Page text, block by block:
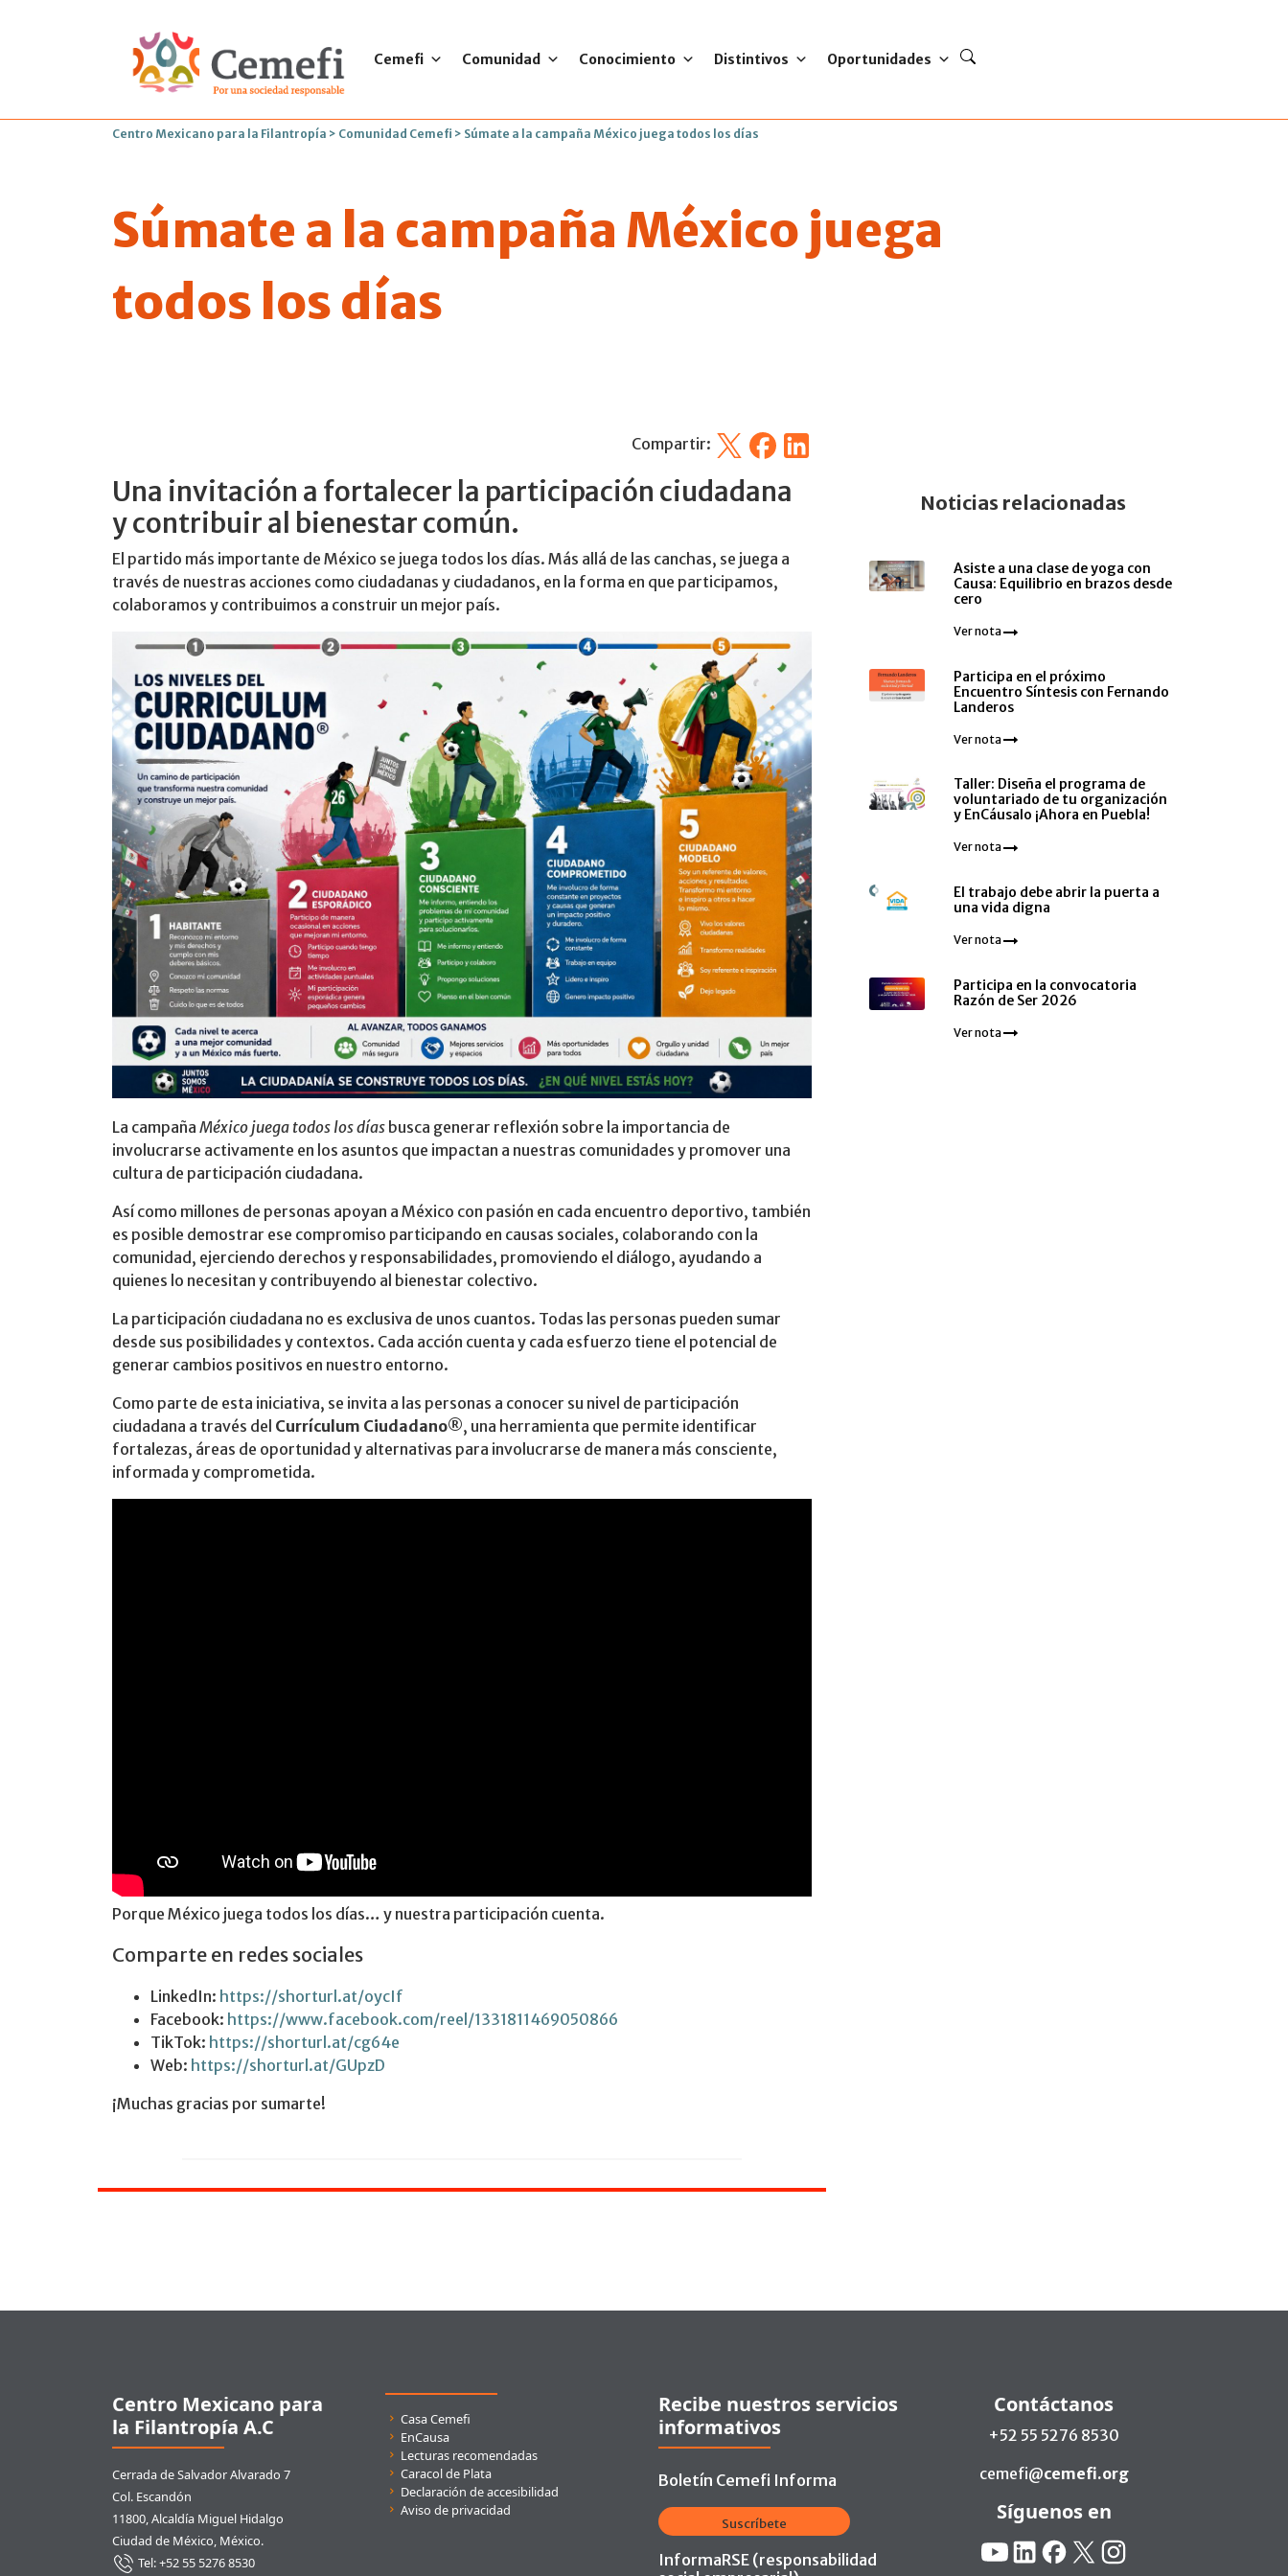
Cemefi Comunidad Conocimiento Distintivos Oportunidades
Centro Mexicano para la Filantropía > Comunidad Cemefi > Súmate a la campaña México juega todos los días
Súmate a la campaña México juega
todos los días
Compartir: X FacebookLinkedin
Una invitación a fortalecer la participación ciudadana
y contribuir al bienestar común.
El partido más importante de México se juega todos los días. Más allá de las canchas, se juega a
través de nuestras acciones como ciudadanas y ciudadanos, en la forma en que participamos,
colaboramos y contribuimos a construir un mejor país.
La campaña México juega todos los días busca generar reflexión sobre la importancia de
involucrarse activamente en los asuntos que impactan a nuestras comunidades y promover una
cultura de participación ciudadana.
Así como millones de personas apoyan a México con pasión en cada encuentro deportivo, también
es posible demostrar ese compromiso participando en causas sociales, colaborando con la
comunidad, ejerciendo derechos y responsabilidades, promoviendo el diálogo, ayudando a
quienes lo necesitan y contribuyendo al bienestar colectivo.
La participación ciudadana no es exclusiva de unos cuantos. Todas las personas pueden sumar
desde sus posibilidades y contextos. Cada acción cuenta y cada esfuerzo tiene el potencial de
generar cambios positivos en nuestro entorno.
Como parte de esta iniciativa, se invita a las personas a conocer su nivel de participación
ciudadana a través del Currículum Ciudadano®, una herramienta que permite identificar
fortalezas, áreas de oportunidad y alternativas para involucrarse de manera más consciente,
informada y comprometida.
Porque México juega todos los días… y nuestra participación cuenta.
Comparte en redes sociales
LinkedIn: https://shorturl.at/oycIf
Facebook: https://www.facebook.com/reel/1331811469050866
TikTok: https://shorturl.at/cg64e
Web: https://shorturl.at/GUpzD
¡Muchas gracias por sumarte!
Noticias relacionadas
Asiste a una clase de yoga con
Causa: Equilibrio en brazos desde
cero
Ver nota
Participa en el próximo
Encuentro Síntesis con Fernando
Landeros
Ver nota
Taller: Diseña el programa de
voluntariado de tu organización
y EnCáusalo ¡Ahora en Puebla!
Ver nota
El trabajo debe abrir la puerta a
una vida digna
Ver nota
Participa en la convocatoria
Razón de Ser 2026
Ver nota
Centro Mexicano para
la Filantropía A.C
Cerrada de Salvador Alvarado 7
Col. Escandón
11800, Alcaldía Miguel Hidalgo
Ciudad de México, México.
Tel: +52 55 5276 8530
Enlaces rápidos
Casa Cemefi
EnCausa
Lecturas recomendadas
Caracol de Plata
Declaración de accesibilidad
Aviso de privacidad
Recibe nuestros servicios
informativos
Boletín Cemefi Informa
Suscríbete
InformaRSE (responsabilidad
Contáctanos
+52 55 5276 8530
cemefi@cemefi.org
Síguenos en
Redes Sociales:
YouTube
LinkedinFacebook
X Instagram